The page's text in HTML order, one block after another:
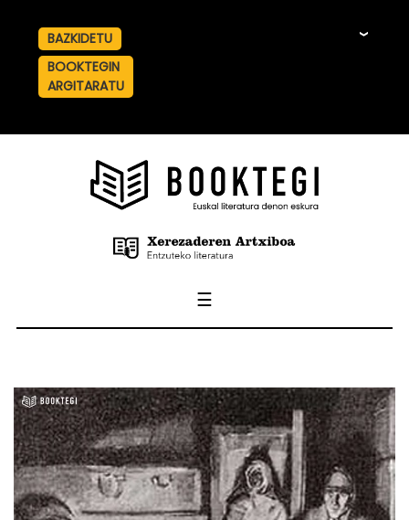
BAZKIDETU
BOOKTEGIN
ARGITARATU
☰